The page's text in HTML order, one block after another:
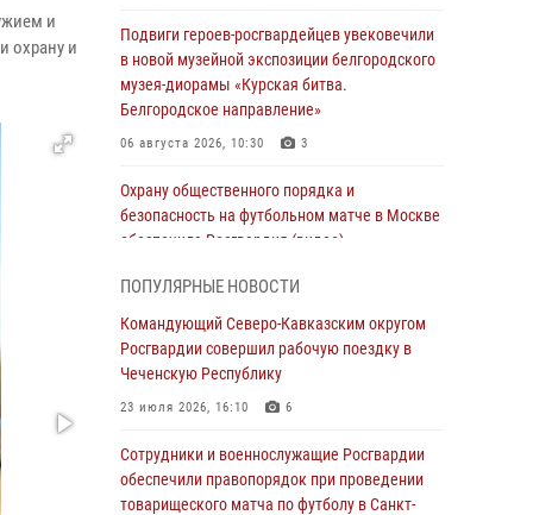
и
охрану и
Подвиги героев‑росгвардейцев увековечили
в новой музейной экспозиции белгородского
музея‑диорамы «Курская битва.
Белгородское направление»
06 августа 2026, 10:30 3
Охрану общественного порядка и
безопасность на футбольном матче в Москве
обеспечила Росгвардия (видео)
Подозреваемые в незаконном обороте
запрещенных веществ задержаны в
Дагестане при силовой поддержке
В Югре при силовой поддержке ОМОН
Росгвардии задержаны подозреваемые в
ПОПУЛЯРНЫЕ НОВОСТИ
Командующий Северо-Кавказским округом
Росгвардии совершил рабочую поездку в
Чеченскую Республику
23 июля 2026, 16:10 6
Сотрудники и военнослужащие Росгвардии
обеспечили правопорядок при проведении
товарищеского матча по футболу в Санкт-